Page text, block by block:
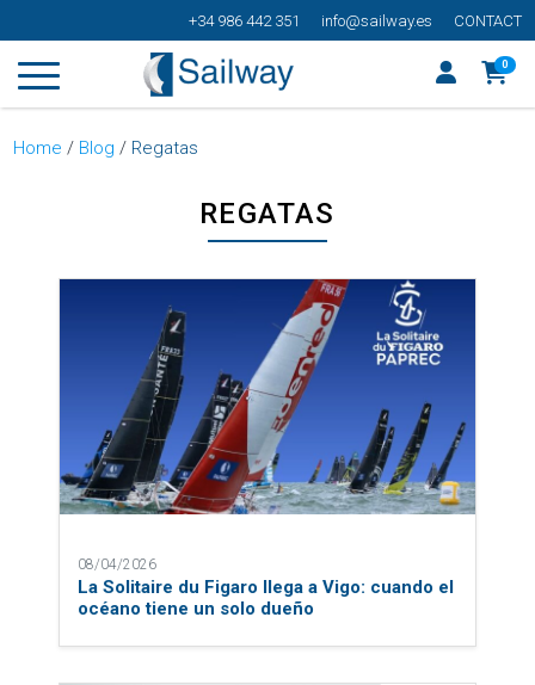
+34 986 442 351 info@sailway.es CONTACT
0
Home / Blog / Regatas
REGATAS
08/04/2026
La Solitaire du Figaro llega a Vigo: cuando el
océano tiene un solo dueño